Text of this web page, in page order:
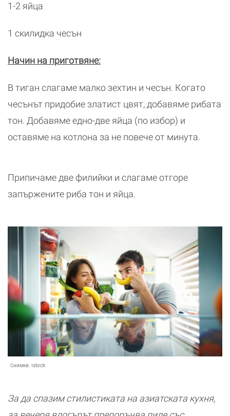
1-2 яйца
1 скилидка чесън
Начин на приготвяне:
В тиган слагаме малко зехтин и чесън. Когато
чесънът придобие златист цвят, добавяме рибата
тон. Добавяме едно-две яйца (по избор) и
оставяме на котлона за не повече от минута.
Припичаме две филийки и слагаме отгоре
запържените риба тон и яйца.
Снимка: Istock
За да спазим стилистиката на азиатската кухня,